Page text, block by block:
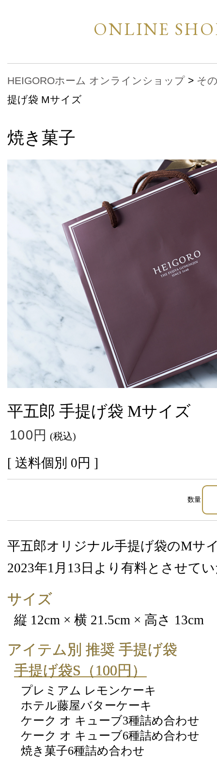
ONLINE
HEIGOROホーム オンラインショップ > そ
提げ袋 Mサイズ
焼き菓子
平五郎 手提げ袋 Mサイズ
100円 (税込)
[ 送料個別 0円 ]
数量
平五郎オリジナル手提げ袋のMサ
2023年1月13日より有料とさせて
サイズ
縦 12cm × 横 21.5cm × 高さ 13cm
アイテム別 推奨 手提げ袋
手提げ袋S（100円）
プレミアム レモンケーキ
ホテル藤屋バターケーキ
ケーク オ キューブ3種詰め合わせ
ケーク オ キューブ6種詰め合わせ
焼き菓子6種詰め合わせ